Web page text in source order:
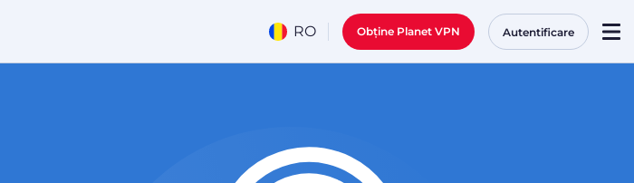
RO Obține Planet VPN Autentificare